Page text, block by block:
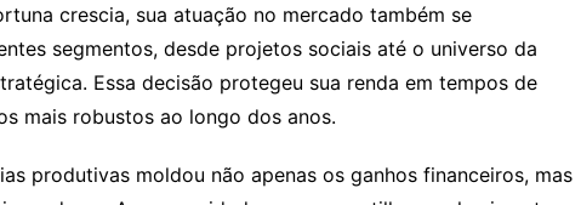
crescia, sua atuação no mercado também se
segmentos, desde projetos sociais até o universo da
Essa decisão protegeu sua renda em tempos de
mais robustos ao longo dos anos.
produtivas moldou não apenas os ganhos financeiros, mas